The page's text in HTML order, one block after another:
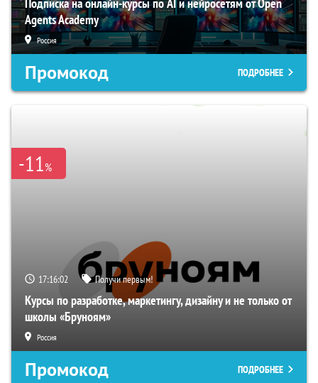
Подписка на онлайн-курсы по AI и нейросетям от Open
Agents Academy
Россия
Промокод ПОДРОБНЕЕ
-11%
17:16:01 Получи первым!
Курсы по разработке, маркетингу, дизайну и не только от
школы «Бруноям»
Россия
Промокод ПОДРОБНЕЕ